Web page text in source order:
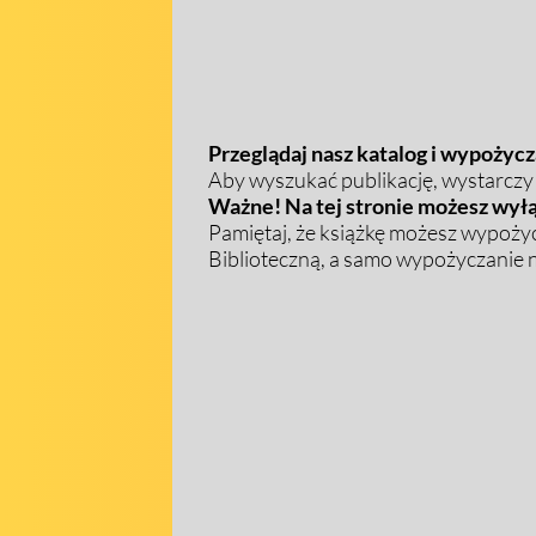
Przeglądaj nasz katalog i
Aby wyszukać publikację,
Ważne! Na tej stronie możesz
Pamiętaj, że książkę możesz
Biblioteczną, a samo wypożyczanie